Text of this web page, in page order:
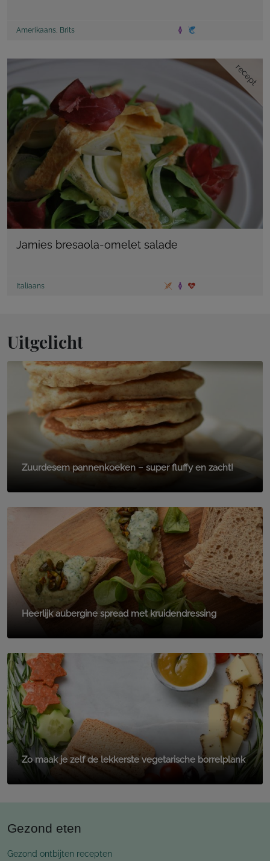
Amerikaans, Brits
recept
Jamies bresaola-omelet salade
Italiaans
Uitgelicht
Zuurdesem pannenkoeken – super fluffy en zacht!
Heerlijk aubergine spread met kruidendressing
Zo maak je zelf de lekkerste vegetarische borrelplank
Gezond eten
Gezond ontbijten recepten